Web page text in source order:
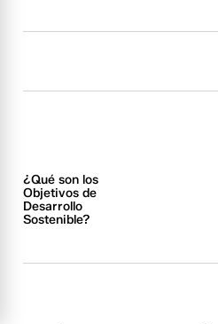
¿Qué son los
Objetivos de
Desarrollo
Sostenible?